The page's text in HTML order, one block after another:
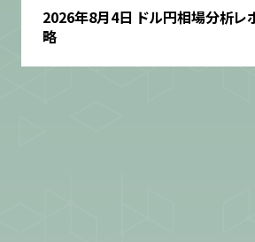
2026年8月4日 ドル円相場分析レ
略